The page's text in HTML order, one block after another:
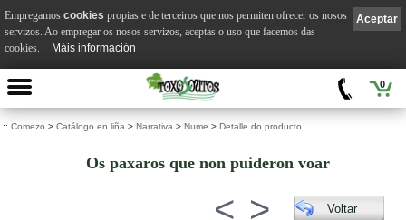
0
:: Comezo > Catálogo en liña > Narrativa > Nume > Detalle do producto
Os paxaros que non puideron voar
< > Voltar
Aceptar
Empregamos cookies propias e de terceiros que nos permiten ofrecer os nosos
servizos. Ao empregar os nosos servizos, aceptas o uso que facemos das
cookies.
Máis información